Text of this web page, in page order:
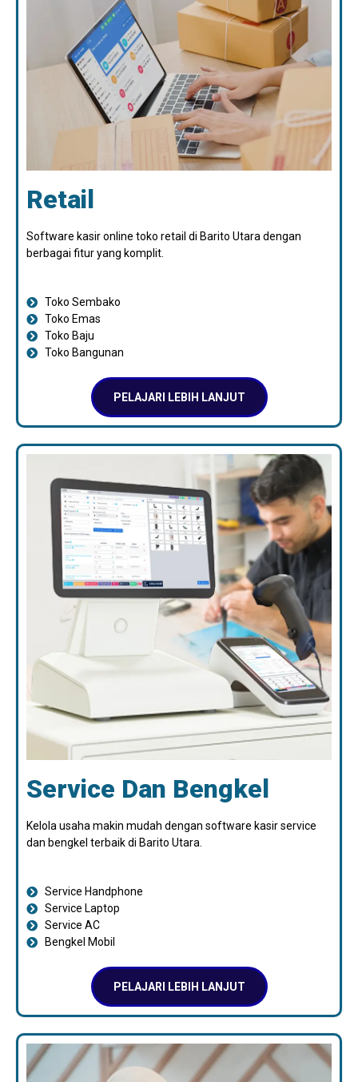
Retail
Software kasir online toko retail di Barito Utara dengan
berbagai fitur yang komplit.
Toko Sembako
Toko Emas
Toko Baju
Toko Bangunan
PELAJARI LEBIH LANJUT
Service Dan Bengkel
Kelola usaha makin mudah dengan software kasir service
dan bengkel terbaik di Barito Utara.
Service Handphone
Service Laptop
Service AC
Bengkel Mobil
PELAJARI LEBIH LANJUT